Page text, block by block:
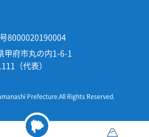
8000020190004
府市丸の内1-6-1
（代表）
Prefecture.All Rights Reserved.